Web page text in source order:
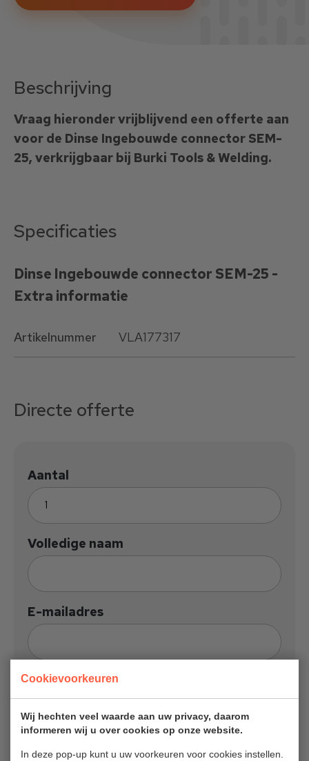
Cookievoorkeuren
Wij hechten veel waarde aan uw privacy, daarom
informeren wij u over cookies op onze website.
In deze pop-up kunt u uw voorkeuren voor cookies instellen.
Beschrijving
Vraag hieronder vrijblijvend een offerte aan
voor de Dinse Ingebouwde connector SEM-
25, verkrijgbaar bij Burki Tools & Welding.
Specificaties
Dinse Ingebouwde connector SEM-25 -
Extra informatie
Artikelnummer VLA177317
Directe offerte
Aantal
Volledige naam
E-mailadres
Telefoonnummer
Bedrijfsnaam